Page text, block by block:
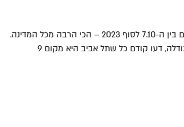
נתחיל עם הבסיס – תל אביבים מתגייסים יותר מכם, יא משתמטים. לפי הנתונים שפורסמו אמש התל אביבים אחראים על 8.45 ממשרתי המילואים בין ה-7.10 לסוף 2023 – הכי הרבה מכל המדינה.
היינו אחראים על 2.2 מיליון ימי מילואים, שהם הרבה יותר מכל הערים האחרות. ואם מישהו הולך להתקטן על כך שתל אביב היא העיר השנייה בגודלה, דעו קודם כל שתל אביב היא מקום 9